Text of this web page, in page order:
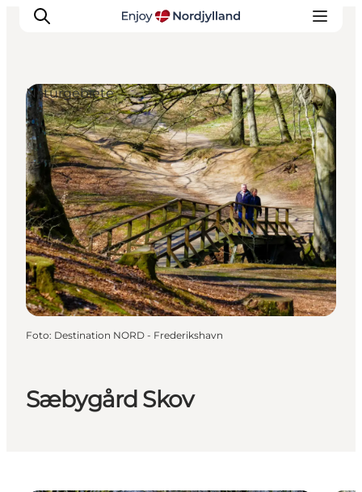
Erlebnisse
Reiseplanung
Destinationen
Guides
Veranstaltungen
Für Kinder
Sæbygård Skov
Naturgebiete
Foto: Destination NORD - Frederikshavn